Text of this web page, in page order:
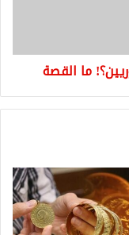
ما القصة